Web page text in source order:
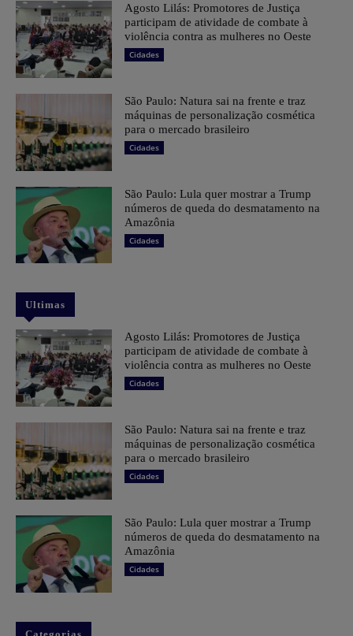
Agosto Lilás: Promotores de Justiça
participam de atividade de combate à
violência contra as mulheres no Oeste
Cidades
São Paulo: Natura sai na frente e traz
máquinas de personalização cosmética
para o mercado brasileiro
Cidades
São Paulo: Lula quer mostrar a Trump
números de queda do desmatamento na
Amazônia
Cidades
Ultimas
Agosto Lilás: Promotores de Justiça
participam de atividade de combate à
violência contra as mulheres no Oeste
Cidades
São Paulo: Natura sai na frente e traz
máquinas de personalização cosmética
para o mercado brasileiro
Cidades
São Paulo: Lula quer mostrar a Trump
números de queda do desmatamento na
Amazônia
Cidades